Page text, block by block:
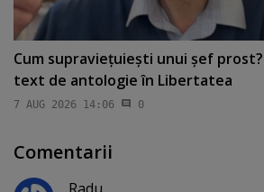
Cum supravieţuieşti unui şef
text de antologie în Libertatea
7 AUG 2026 14:06 0
Comentarii